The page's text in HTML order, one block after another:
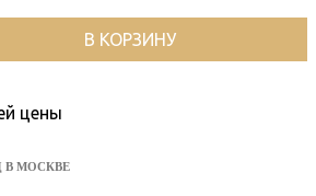
В КОРЗИНУ
цены
МОСКВЕ